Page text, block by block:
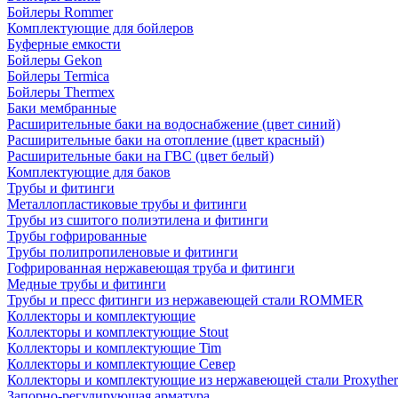
Бойлеры Rommer
Комплектующие для бойлеров
Буферные емкости
Бойлеры Gekon
Бойлеры Termica
Бойлеры Thermex
Баки мембранные
Расширительные баки на водоснабжение (цвет синий)
Расширительные баки на отопление (цвет красный)
Расширительные баки на ГВС (цвет белый)
Комплектующие для баков
Трубы и фитинги
Металлопластиковые трубы и фитинги
Трубы из сшитого полиэтилена и фитинги
Трубы гофрированные
Трубы полипропиленовые и фитинги
Гофрированная нержавеющая труба и фитинги
Медные трубы и фитинги
Трубы и пресс фитинги из нержавеющей стали ROMMER
Коллекторы и комплектующие
Коллекторы и комплектующие Stout
Коллекторы и комплектующие Tim
Коллекторы и комплектующие Север
Коллекторы и комплектующие из нержавеющей стали